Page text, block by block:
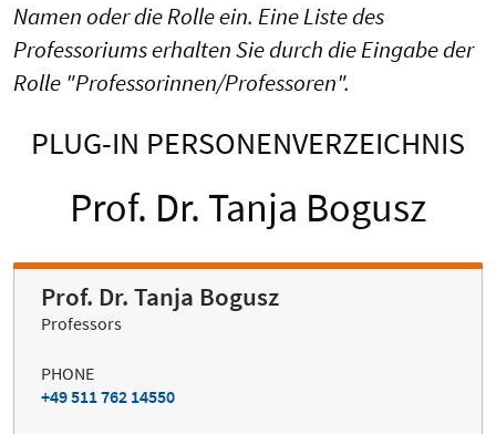
Namen oder die Rolle ein. Eine Liste des
Professoriums erhalten Sie durch die Eingabe der
Rolle "Professorinnen/Professoren".
PLUG-IN PERSONENVERZEICHNIS
Prof. Dr. Tanja Bogusz
Prof. Dr. Tanja Bogusz
Professors
PHONE
+49 511 762 14550